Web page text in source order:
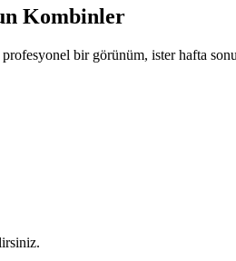
Kombinler
bir görünüm, ister hafta